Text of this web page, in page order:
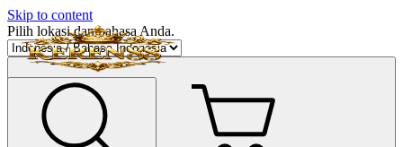
Skip to content
Pilih lokasi dan bahasa Anda.